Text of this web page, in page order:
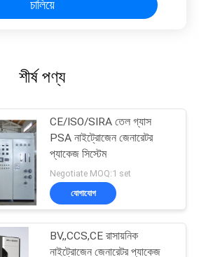
চালিয়ে
শীর্ষ পণ্য
CE/ISO/SIRA তেল গ্যাস
PSA নাইট্রোজেন জেনারেটর
প্যাকেজ সিস্টেম
Negotiate MOQ:1 set
যোগাযোগ
BV,,CCS,CE রাসায়নিক
নাইট্রোজেন জেনারেটর প্যাকেজ